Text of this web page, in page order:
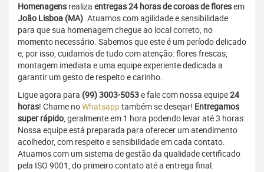
Homenagens realiza entregas 24 horas de coroas de floresem
João Lisboa (MA). Atuamos com agilidade e sensibilidade
para que sua homenagem chegue ao local correto, no
momento necessário. Sabemos que este é um período delicado
e, por isso, cuidamos de tudo com atenção: flores frescas,
montagem imediata e uma equipe experiente dedicada a
garantir um gesto de respeito e carinho.
Ligue agora para (99) 3003-5053e fale com nossa equipe24
horas! Chame noWhatsapptambém se desejar! Entregamos
super rápido, geralmente em 1 hora podendo levar até 3 horas.
Nossa equipe está preparada para oferecer um atendimento
acolhedor, com respeito e sensibilidade em cada contato.
Atuamos com um sistema de gestão da qualidade certificado
pela ISO 9001, do primeiro contato até a entrega final.